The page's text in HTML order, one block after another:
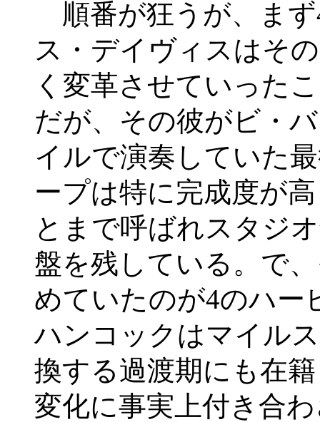
順番が狂うが、ま
ス・デイヴィスはそ
く変革させていった
だが、その彼がビ・
イルで演奏していた
ープは特に完成度が
とまで呼ばれスタジ
盤を残している。で
めていたのが4のハー
ハンコックはマイル
換する過渡期にも在
変化に事実上付き合